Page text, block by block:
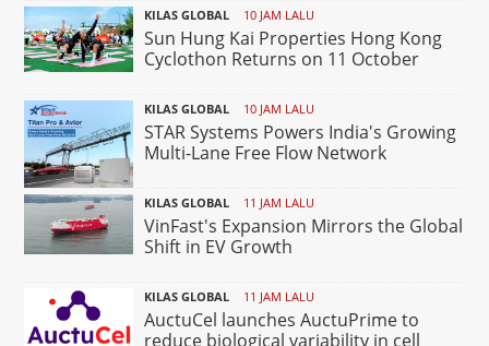
KILAS GLOBAL 10 JAM LALU
Sun Hung Kai Properties Hong Kong
Cyclothon Returns on 11 October
KILAS GLOBAL 10 JAM LALU
STAR Systems Powers India's Growing
Multi-Lane Free Flow Network
KILAS GLOBAL 11 JAM LALU
VinFast's Expansion Mirrors the Global
Shift in EV Growth
KILAS GLOBAL 11 JAM LALU
AuctuCel launches AuctuPrime to
reduce biological variability in cell